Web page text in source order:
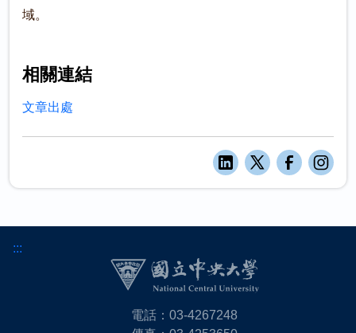
域。
相關連結
文章出處
:::
電話：03-4267248